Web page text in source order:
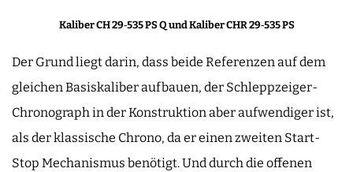
Kaliber CH 29‑535 PS Q und Kaliber CHR 29‑535 PS
Der Grund liegt darin, dass beide Referenzen auf dem
gleichen Basiskaliber aufbauen, der Schleppzeiger-
Chronograph in der Konstruktion aber aufwendiger ist,
als der klassische Chrono, da er einen zweiten Start-
Stop Mechanismus benötigt. Und durch die offenen